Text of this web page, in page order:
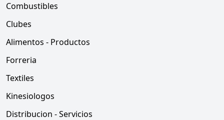
Combustibles
Clubes
Alimentos - Productos
Forreria
Textiles
Kinesiologos
Distribucion - Servicios